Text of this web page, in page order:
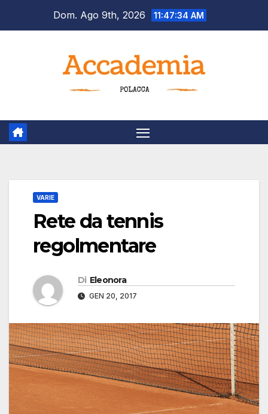
Dom. Ago 9th, 2026 11:47:35 AM
VARIE
Rete da tennis
regolmentare
Di Eleonora
GEN 20, 2017